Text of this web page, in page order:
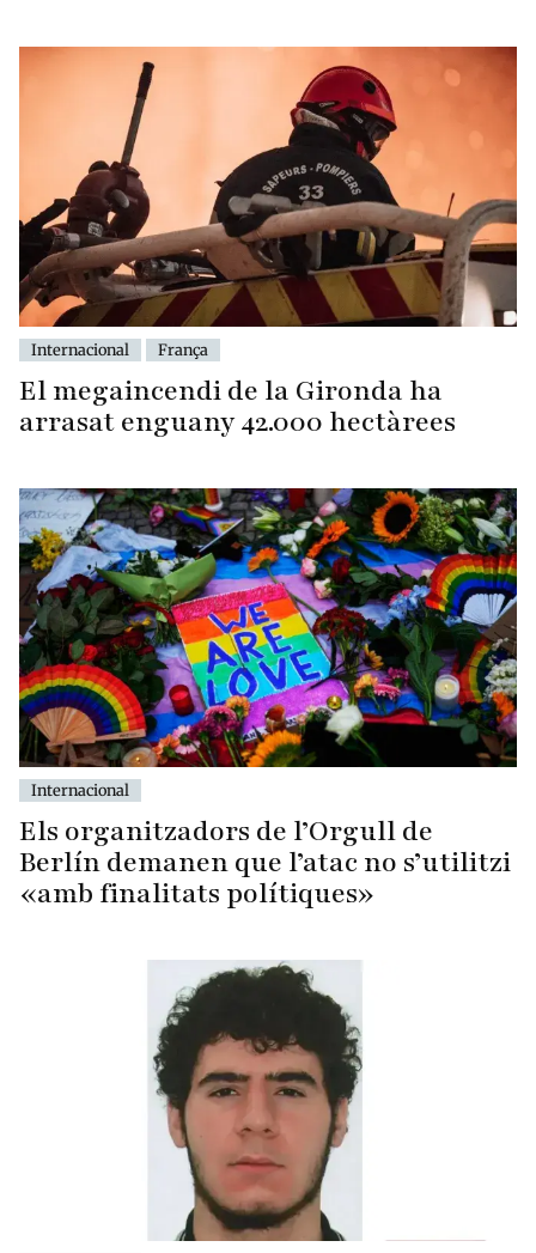
Internacional França
El megaincendi de la Gironda ha
arrasat enguany 42.000 hectàrees
Internacional
Els organitzadors de l’Orgull de
Berlín demanen que l’atac no s’utilitzi
«amb finalitats polítiques»